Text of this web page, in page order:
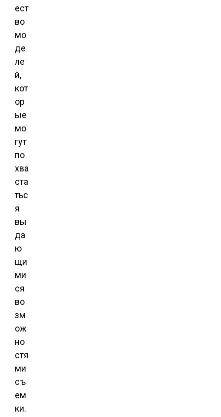
ест
во
мо
де
ле
й,
кот
ор
ые
мо
гут
по
хва
ста
тьс
я
вы
да
ю
щи
ми
ся
во
зм
ож
но
стя
ми
съ
ем
ки.